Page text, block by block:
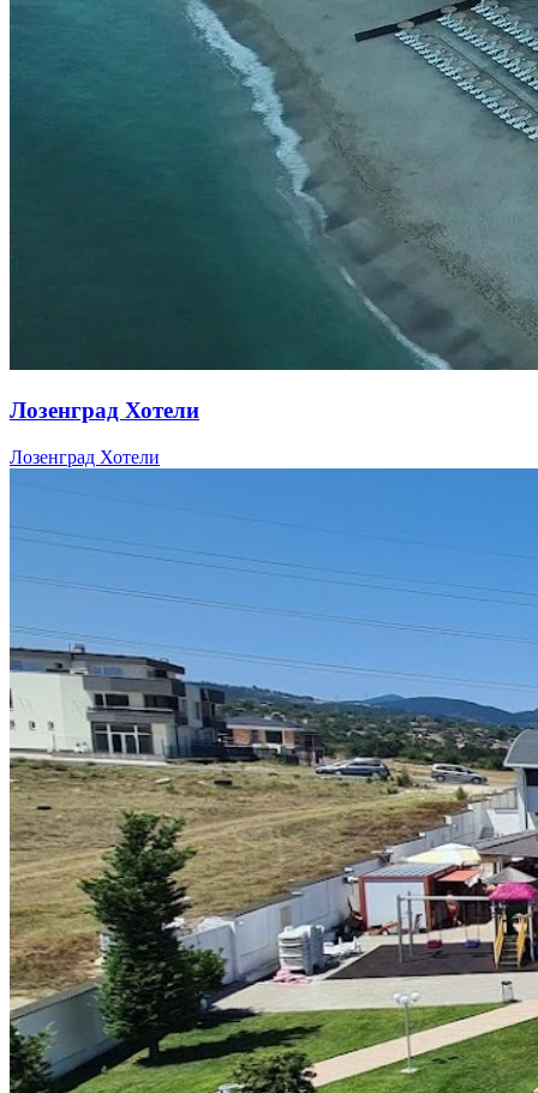
Лозенград Хотели
Лозенград Хотели